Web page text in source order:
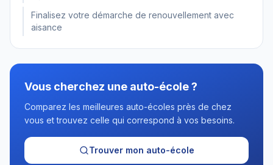
Finalisez votre démarche de renouvellement avec
aisance
Vous cherchez une auto-école ?
Comparez les meilleures auto-écoles près de chez
vous et trouvez celle qui correspond à vos besoins.
Trouver mon auto-école